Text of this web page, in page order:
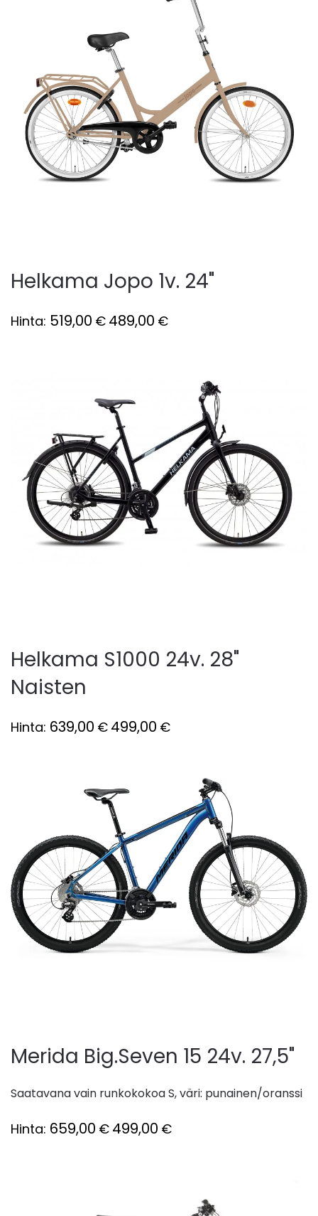
Helkama Jopo 1v. 24"
Hinta: 519,00 € 489,00 €
Helkama S1000 24v. 28"
Naisten
Hinta: 639,00 € 499,00 €
Merida Big.Seven 15 24v. 27,5"
Saatavana vain runkokokoa S, väri: punainen/oranssi
Hinta: 659,00 € 499,00 €